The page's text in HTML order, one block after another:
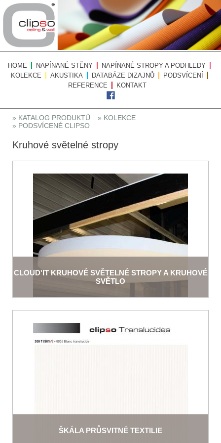
HOME NAPÍNANÉ STĚNY
NAPÍNANÉ STROPY A PODHLEDY
KOLEKCE
AKUSTIKA DATABÁZE DIZAJNŮ
PODSVÍCENÍ
REFERENCE
KONTAKT
» KATALOG PRODUKTŮ
» KOLEKCE
» PODSVÍCENÉ CLIPSO
Kruhové světelné stropy
CLOUD'IT KRUHOVÉ SVĚTELNÉ STROPY A KRUHOVÉ
SVĚTLO
ŠKÁLA PRŮSVITNÉ TEXTILIE